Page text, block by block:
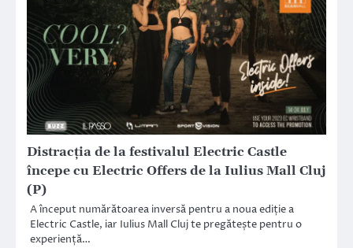
Distracția de la festivalul Electric Castle
începe cu Electric Offers de la Iulius Mall Cluj
(P)
A început numărătoarea inversă pentru a noua ediție a
Electric Castle, iar Iulius Mall Cluj te pregătește pentru o
experiență…